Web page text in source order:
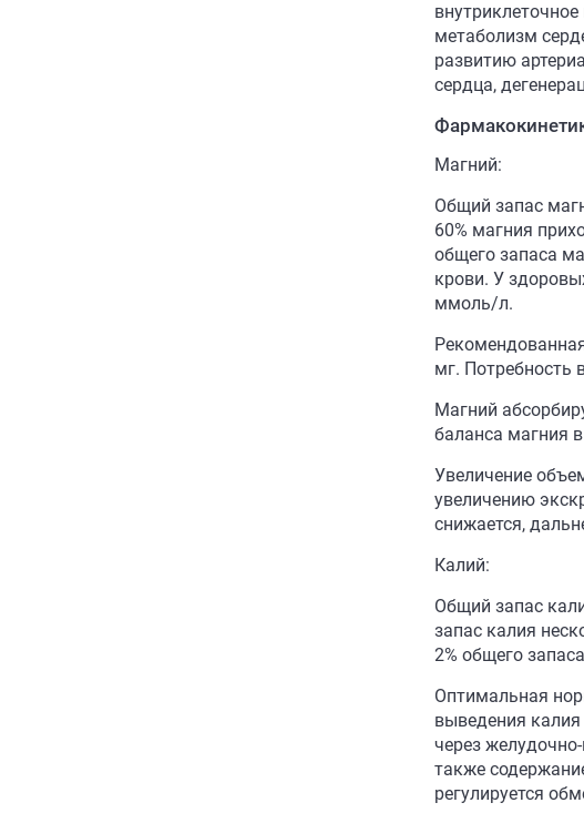
метаболизм
развитию
сердца,
Магний:
Общий запас
60% магния
общего запаса
крови. У
ммоль/л.
мг. Потребность
Магний
баланса магния
Увеличение
увеличению
снижается,
Калий:
Общий запас
запас калия
2% общего
Оптимальная
выведения
через
также
регулируется